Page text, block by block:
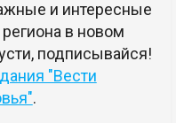
и интересные
в новом
подписывайся!
"Вести
.